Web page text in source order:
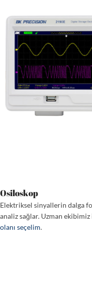
Osiloskop
Elektriksel sinyallerin dalga
analiz sağlar. Uzman
olanı seçelim.